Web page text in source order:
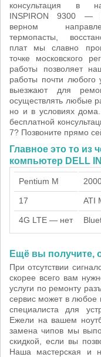
консультация в
INSPIRON 9300 —
верном
термопасты,
плат мы славно
точке московского
работы позволяет
работы почти любого
выезжают для
осуществлять любые
но и в условиях
бесплатной
7? Позвоните прямо
Главное это то из
компьютер DELL
Pentium M
17 ATI
4G LTE — нет
Ещё вы получите,
При отсутствии
скорее всего вам
услуги по ремонту
сервис может в любое
специалиста для
Ежели на вашем
замена чипов мы
скидкой, если вы
Наша мастерская и